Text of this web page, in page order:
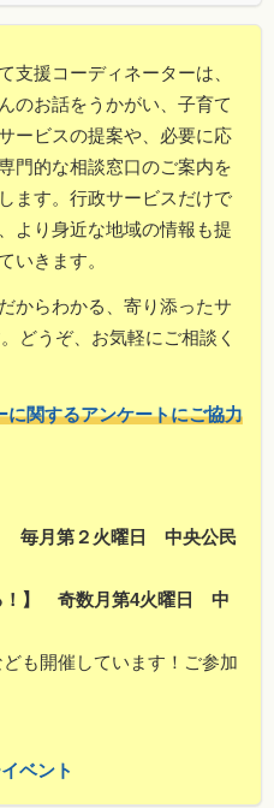
支援コーディネーターは、
のお話をうかがい、子育て
ービスの提案や、必要に応
門的な相談窓口のご案内を
ます。行政サービスだけで
より身近な地域の情報も提
いきます。
からわかる、寄り添ったサ
どうぞ、お気軽にご相談く
関するアンケートにご協力
毎月第２火曜日 中央公民
！】 奇数月第4火曜日 中
ども開催しています！ご参加
ベント